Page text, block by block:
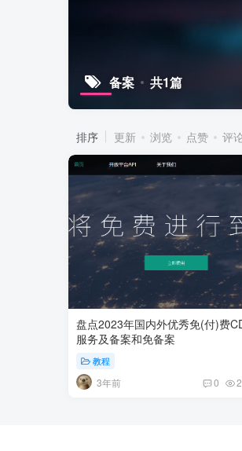
备案 共1篇
排序 更新 浏览 点赞 评
盘点2023年国内外优秀免(付)费
服务及备案和免备案
教程
3年前 0